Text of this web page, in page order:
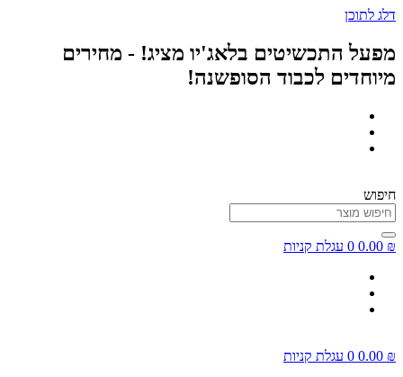
דלג לתוכן
מפעל התכשיטים בלאג'יו מציג! - מחירים
מיוחדים לכבוד הסופשנה!
חיפוש
0.00 ₪
0 עגלת קניות
0.00 ₪
0 עגלת קניות